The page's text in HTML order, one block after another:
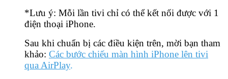
*Lưu ý: Mỗi lần tivi chỉ có thể kết nối được với 1
điện thoại iPhone.
Sau khi chuẩn bị các điều kiện trên, mời bạn tham
khảo: Các bước chiếu màn hình iPhone lên tivi
qua AirPlay.